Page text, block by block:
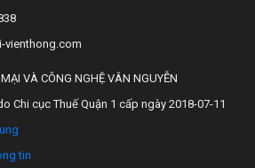
vienthong.com
VÀ CÔNG NGHỆ VÂN NGUYỄN
Chi cục Thuế Quận 1 cấp ngày 2018-07-11
tin